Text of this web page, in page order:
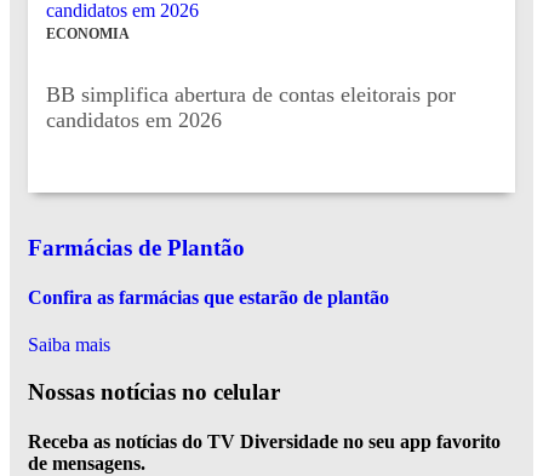
ECONOMIA
BB simplifica abertura de contas eleitorais por
candidatos em 2026
Farmácias de Plantão
Confira as farmácias que estarão de plantão
Saiba mais
Nossas notícias no celular
Receba as notícias do TV Diversidade no seu app favorito
de mensagens.